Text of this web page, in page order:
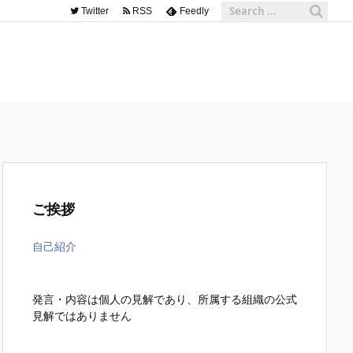
Twitter RSS Feedly
ご挨拶
自己紹介
発言・内容は個人の見解であり、所属する組織の公式
見解ではありません